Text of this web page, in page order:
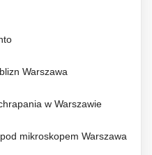
Warszawa
w Warszawie
mikroskopem Warszawa